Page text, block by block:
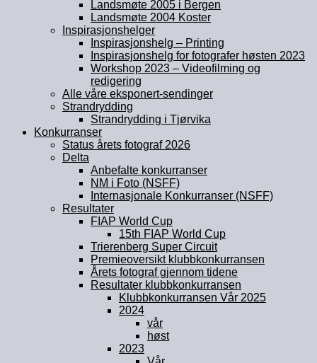
Landsmøte 2005 i Bergen
Landsmøte 2004 Koster
Inspirasjonshelger
Inspirasjonshelg – Printing
Inspirasjonshelg for fotografer høsten 2023
Workshop 2023 – Videofilming og
redigering
Alle våre eksponert-sendinger
Strandrydding
Strandrydding i Tjørvika
Konkurranser
Status årets fotograf 2026
Delta
Anbefalte konkurranser
NM i Foto (NSFF)
Internasjonale Konkurranser (NSFF)
Resultater
FIAP World Cup
15th FIAP World Cup
Trierenberg Super Circuit
Premieoversikt klubbkonkurransen
Årets fotograf gjennom tidene
Resultater klubbkonkurransen
Klubbkonkurransen Vår 2025
2024
vår
høst
2023